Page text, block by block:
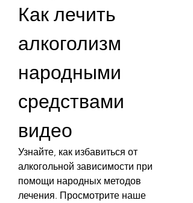
Как лечить
алкоголизм
народными
средствами
видео
Узнайте, как избавиться от
алкогольной зависимости при
помощи народных методов
лечения. Просмотрите наше